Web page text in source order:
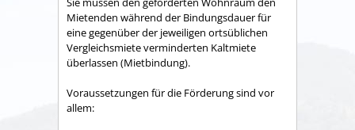
Mietenden während der Bindungsdauer für
eine gegenüber der jeweiligen ortsüblichen
Vergleichsmiete verminderten Kaltmiete
überlassen (Mietbindung).
Voraussetzungen für die Förderung sind vor
allem: